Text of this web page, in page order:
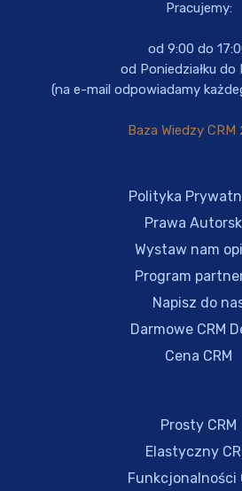
Pracujemy:
od 9:00 do
od Poniedziałku do
(na e-mail odpowiadamy
Baza Wiedzy
Polityka
Prawa
Wystaw nam
Program
Napisz do
Darmowe CRM
Cena CRM
Prosty CRM
Elastyczny
Funkcjonalności